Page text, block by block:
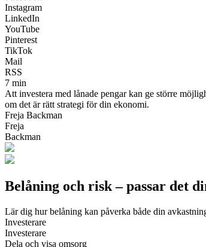
Instagram
LinkedIn
YouTube
Pinterest
TikTok
Mail
RSS
7 min
Att investera med lånade pengar kan ge större
om det är rätt strategi för din ekonomi.
Freja Backman
Freja
Backman
Belåning och risk – passar det
Lär dig hur belåning kan påverka både din
Investerare
Investerare
Dela och visa omsorg